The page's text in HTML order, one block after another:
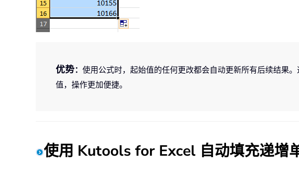
优势： 使用公式时，起始值的任何更改都会自动更新所有后续结果
值，操作更加便捷。
使用 Kutools for Excel 自动填充递增